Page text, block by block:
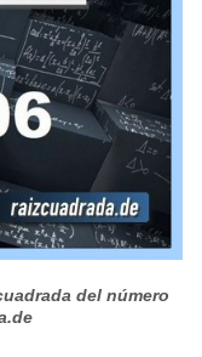
del número